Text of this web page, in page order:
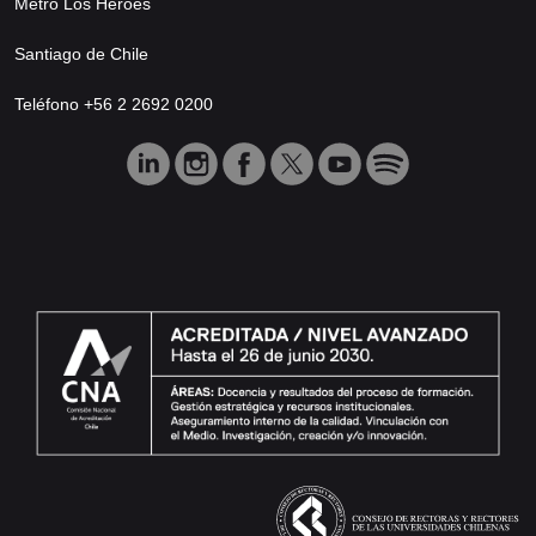
Santiago de Chile
Teléfono +56 2 2692 0200